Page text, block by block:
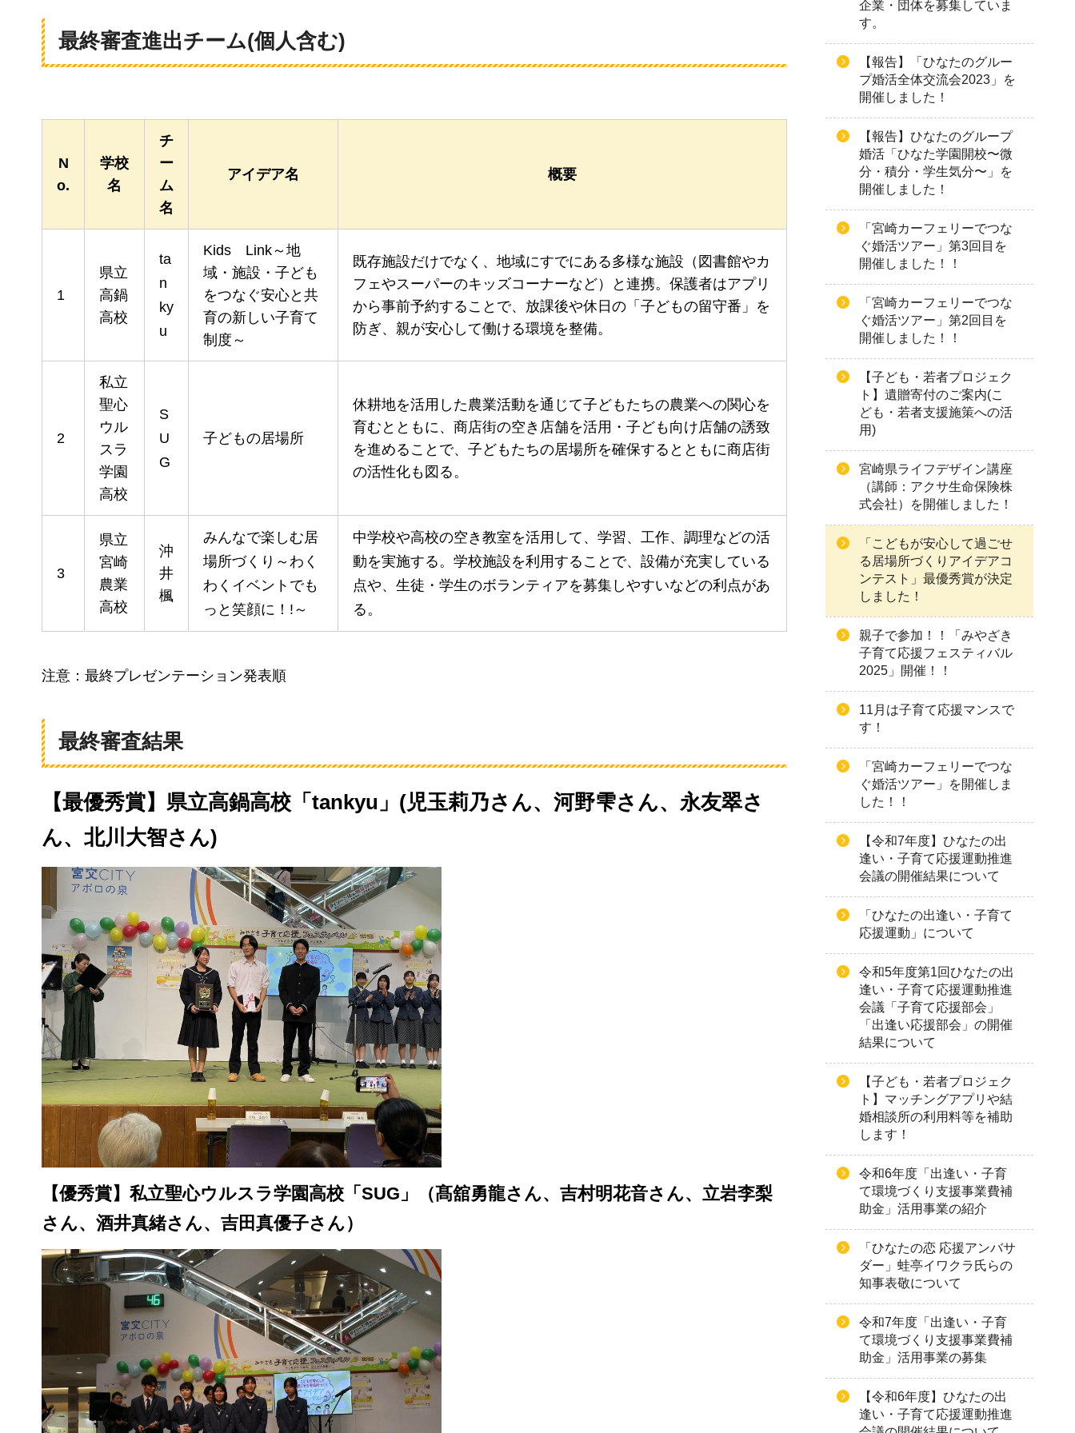
最終審査進出チーム(個人含む)
N
o.
学校
名
チ
ー
ム
名
アイデア名 概要
1
県立
高鍋
高校
ta
n
ky
u
Kids
Link～地
域・施設・子ども
をつなぐ安心と共
育の新しい子育て
制度～
既存施設だけでなく、地域にすでにある多様な施設（図書館やカ
フェやスーパーのキッズコーナーなど）と連携。保護者はアプリ
から事前予約することで、放課後や休日の「子どもの留守番」を
防ぎ、親が安心して働ける環境を整備。
2
私立
聖心
ウル
スラ
学園
高校
S
U
G
子どもの居場所
休耕地を活用した農業活動を通じて子どもたちの農業への関心を
育むとともに、商店街の空き店舗を活用・子ども向け店舗の誘致
を進めることで、子どもたちの居場所を確保するとともに商店街
の活性化も図る。
3
県立
宮崎
農業
高校
沖
井
楓
みんなで楽しむ居
場所づくり～わく
わくイベントでも
っと笑顔に！!～
中学校や高校の空き教室を活用して、学習、工作、調理などの活
動を実施する。学校施設を利用することで、設備が充実している
点や、生徒・学生のボランティアを募集しやすいなどの利点があ
る。
注意：最終プレゼンテーション発表順
最終審査結果
【最優秀賞】県立高鍋高校「tankyu」(児玉莉乃さん、河野雫さん、永友翠さ
ん、北川大智さん)
【優秀賞】私立聖心ウルスラ学園高校「SUG」（髙舘勇龍さん、吉村明花音さん、立岩李梨
さん、酒井真緒さん、吉田真優子さん）
企業・団体を募集していま
す。
【報告】「ひなたのグルー
プ婚活全体交流会2023」を
開催しました！
【報告】ひなたのグループ
婚活「ひなた学園開校〜微
分・積分・学生気分〜」を
開催しました！
「宮崎カーフェリーでつな
ぐ婚活ツアー」第3回目を
開催しました！！
「宮崎カーフェリーでつな
ぐ婚活ツアー」第2回目を
開催しました！！
【子ども・若者プロジェク
ト】遺贈寄付のご案内(こ
ども・若者支援施策への活
用)
宮崎県ライフデザイン講座
（講師：アクサ生命保険株
式会社）を開催しました！
「こどもが安心して過ごせ
る居場所づくりアイデアコ
ンテスト」最優秀賞が決定
しました！
親子で参加！！「みやざき
子育て応援フェスティバル
2025」開催！！
11月は子育て応援マンスで
す！
「宮崎カーフェリーでつな
ぐ婚活ツアー」を開催しま
した！！
【令和7年度】ひなたの出
逢い・子育て応援運動推進
会議の開催結果について
「ひなたの出逢い・子育て
応援運動」について
令和5年度第1回ひなたの出
逢い・子育て応援運動推進
会議「子育て応援部会」
「出逢い応援部会」の開催
結果について
【子ども・若者プロジェク
ト】マッチングアプリや結
婚相談所の利用料等を補助
します！
令和6年度「出逢い・子育
て環境づくり支援事業費補
助金」活用事業の紹介
「ひなたの恋 応援アンバサ
ダー」蛙亭イワクラ氏らの
知事表敬について
令和7年度「出逢い・子育
て環境づくり支援事業費補
助金」活用事業の募集
【令和6年度】ひなたの出
逢い・子育て応援運動推進